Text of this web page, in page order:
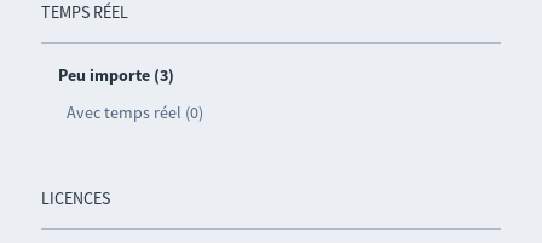
TEMPS RÉEL
Peu importe (3)
Avec temps réel (0)
LICENCES